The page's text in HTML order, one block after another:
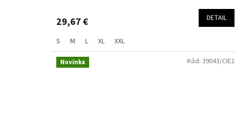
29,67 € DETAIL
S M L XL XXL
Novinka Kód:39043/CIE2